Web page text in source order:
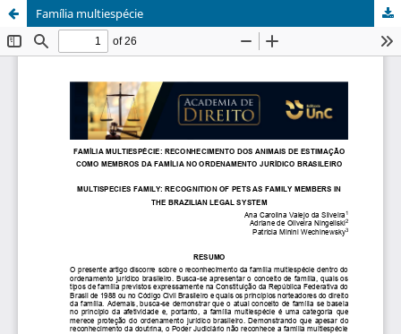
Família multiespécie